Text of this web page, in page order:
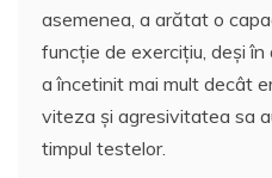
asemenea, a arătat o
funcție de exercițiu, deși în
a încetinit mai mult decât
viteza și agresivitatea sa
timpul testelor.